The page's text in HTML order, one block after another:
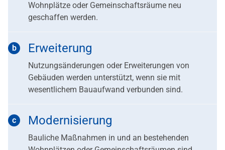
Wohnplätze oder Gemeinschaftsräume neu
geschaffen werden.
Erweiterung
Nutzungsänderungen oder Erweiterungen von
Gebäuden werden unterstützt, wenn sie mit
wesentlichem Bauaufwand verbunden sind.
Modernisierung
Bauliche Maßnahmen in und an bestehenden